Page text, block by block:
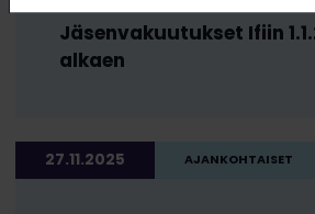
Jäsenvakuutukset Ifiin
alkaen
27.11.2025 AJANKOHTAISET